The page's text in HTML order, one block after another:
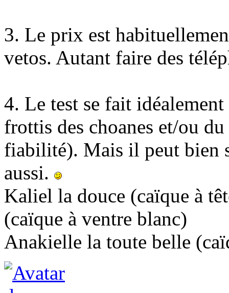
3. Le prix est
vetos. Autant faire des
4. Le test se fait
frottis des choanes et/ou
fiabilité). Mais il peut bien
aussi.
Kaliel la douce (caïque à
(caïque à ventre blanc)
Anakielle la toute belle